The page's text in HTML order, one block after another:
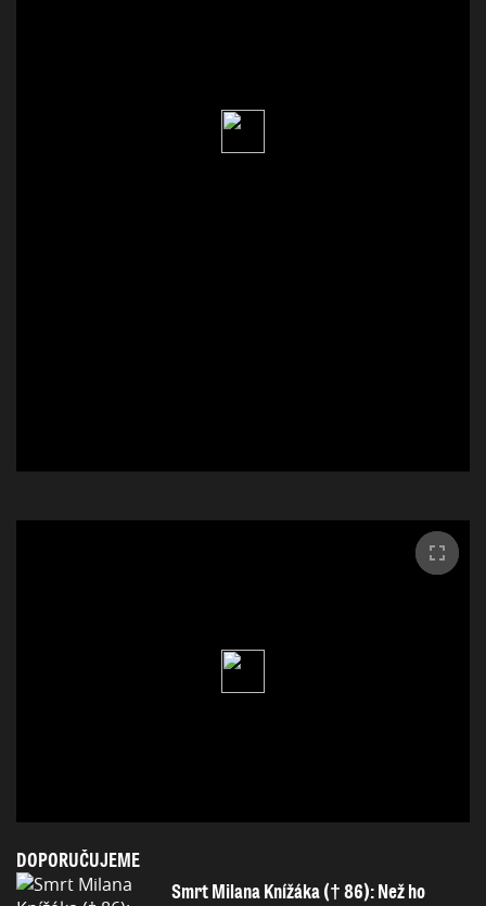
DOPORUČUJEME
Smrt Milana Knížáka († 86): Než ho